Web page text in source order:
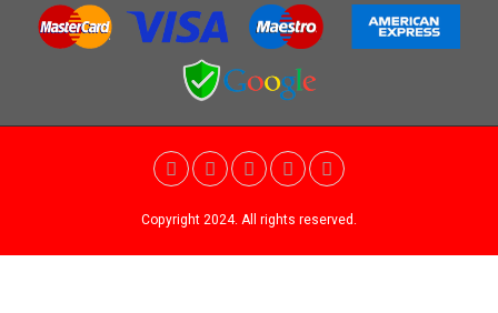
Copyright 2024. All rights reserved.